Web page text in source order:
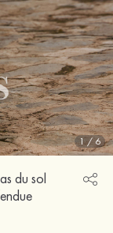
1/ 6
du sol